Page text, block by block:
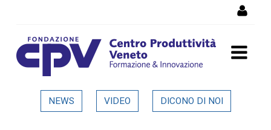
Donne nell'industria 4.0:
NEWS VIDEO DICONO DI NOI